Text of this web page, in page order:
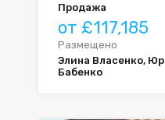
Продажа
от £117,185
Размещено
Элина Власенко,
Бабенко